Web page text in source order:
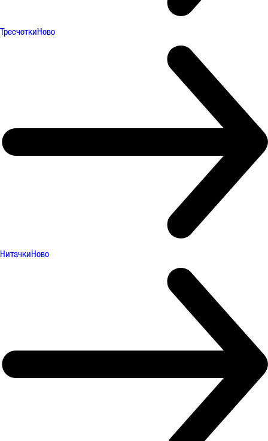
ТресчоткиНово
НитачкиНово